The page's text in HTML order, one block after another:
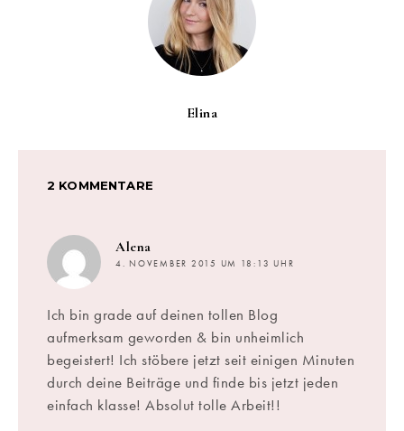
Elina
2 KOMMENTARE
Alena
4. NOVEMBER 2015 UM 18:13 UHR
Ich bin grade auf deinen tollen Blog
aufmerksam geworden & bin unheimlich
begeistert! Ich stöbere jetzt seit einigen Minuten
durch deine Beiträge und finde bis jetzt jeden
einfach klasse! Absolut tolle Arbeit!!